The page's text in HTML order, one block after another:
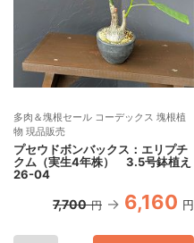
多肉＆塊根セール コーデックス 塊根植
物 現品販売
プセウドボンバックス：エリプチ
クム（実生4年株） 3.5号鉢植え
26-04
7,700 円 6,160 円